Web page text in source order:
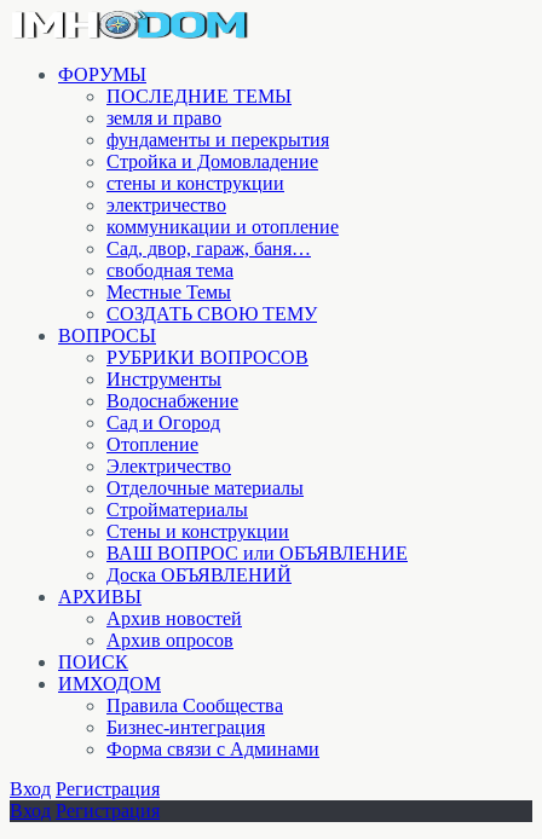
ФОРУМЫ
ПОСЛЕДНИЕ ТЕМЫ
земля и право
фундаменты и перекрытия
Стройка и Домовладение
стены и конструкции
электричество
коммуникации и отопление
Cад, двор, гараж, баня…
свободная тема
Местные Темы
СОЗДАТЬ СВОЮ ТЕМУ
ВОПРОСЫ
РУБРИКИ ВОПРОСОВ
Инструменты
Водоснабжение
Сад и Огород
Отопление
Электричество
Отделочные материалы
Стройматериалы
Стены и конструкции
ВАШ ВОПРОС или ОБЪЯВЛЕНИЕ
Доска ОБЪЯВЛЕНИЙ
АРХИВЫ
Архив новостей
Архив опросов
ПОИСК
ИМХОДОМ
Правила Сообщества
Бизнес-интеграция
Форма связи с Админами
Вход Регистрация
Вход Регистрация